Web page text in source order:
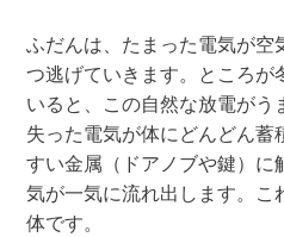
ふだんは、たまった電気が
つ逃げていきます。ところが
いると、この自然な放電が
失った電気が体にどんどん
すい金属（ドアノブや鍵）
気が一気に流れ出します。
体です。